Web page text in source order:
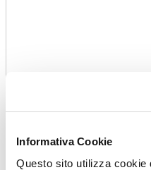
Informativa Cookie
Questo sito utilizza cookie